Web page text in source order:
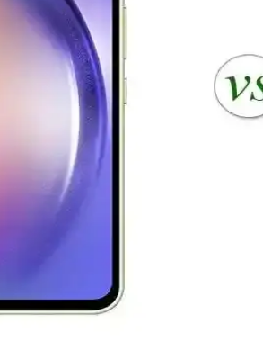
5G teknolojisiyle yaşamımızı
Telefonu Özellikleri ve
için ideal. 5.7 inç ekran, çift
Özellikleri Analizi
modellerinin ekran, batarya ve kamera
Güncel Özellikler ve
kamera ve batarya özellikleri
edilmesi gerekenler hakkında kapsamlı